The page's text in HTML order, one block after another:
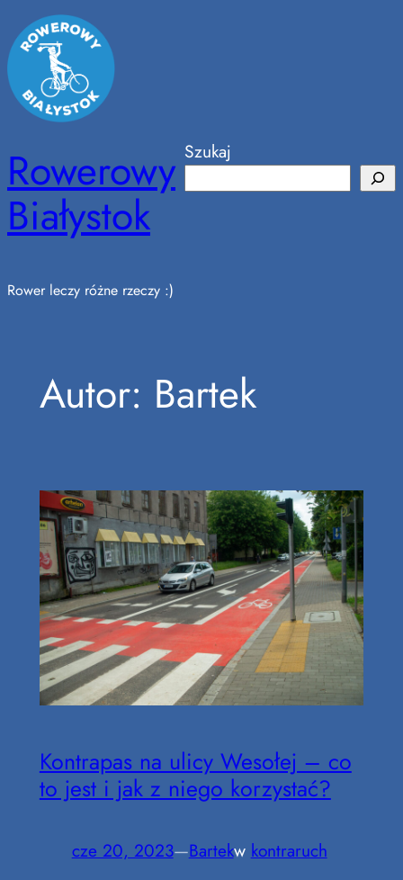
Przejdź
do
treści
Rowerowy
Białystok
Rower leczy różne rzeczy :)
Szukaj
Autor: Bartek
Kontrapas na ulicy Wesołej – co
to jest i jak z niego korzystać?
cze 20, 2023—Bartekw kontraruch